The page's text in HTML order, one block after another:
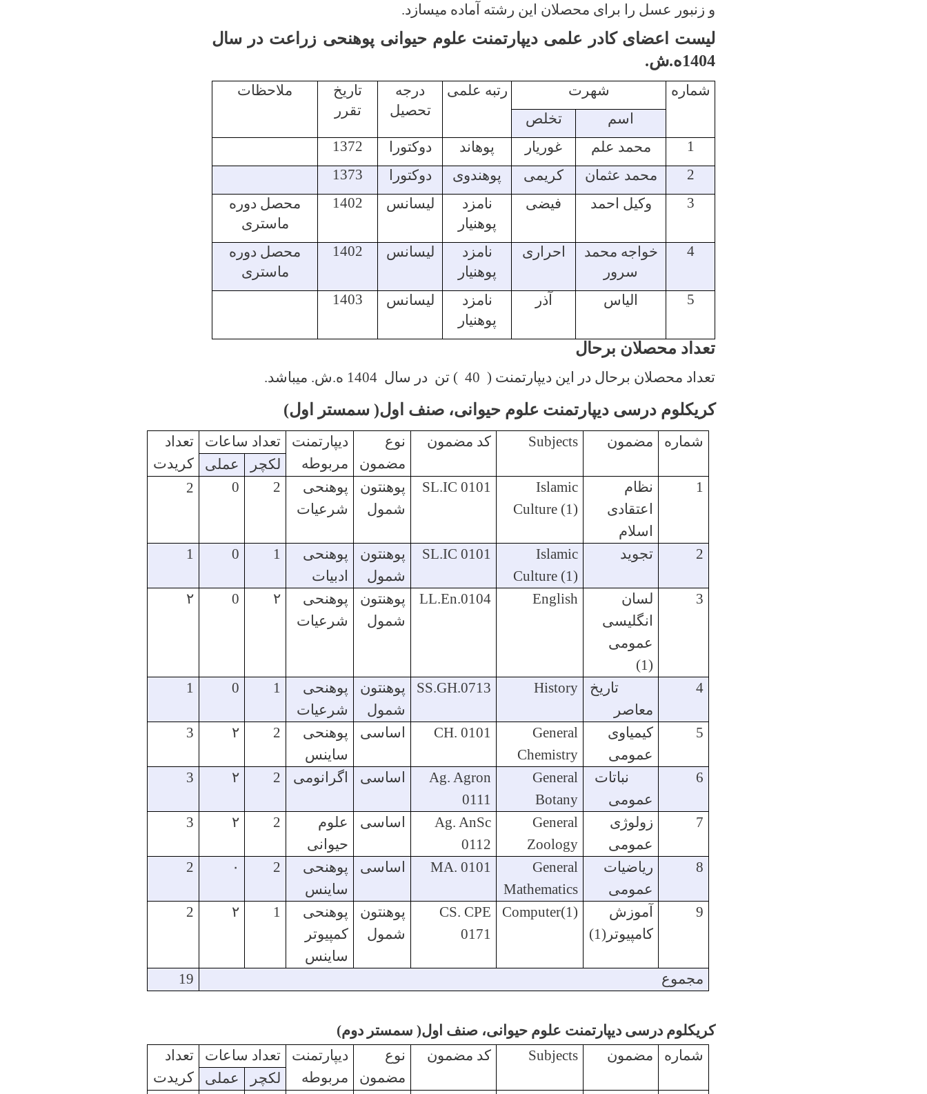
و زنبور عسل را برای محصلان این رشته آماده می­سازد.
لیست اعضای کادر علمی دیپارتمنت علوم حیوانی پوهنحی زراعت در سال
1404ه.ش.
شماره شهرت رتبه علمی
درجه
تحصیل
تاریخ
تقرر
ملاحظات
اسم
تخلص
1
محمد علم غوریار پوهاند دوکتورا
1372
2
محمد عثمان کریمی پوهندوی دوکتورا
1373
3
وکیل احمد فیضی
نامزد
پوهنیار
لیسانس 1402
محصل دوره
ماستری
4
خواجه محمد
سرور
احراری
نامزد
پوهنیار
لیسانس 1402
محصل دوره
ماستری
5
الیاس آذر
نامزد
پوهنیار
لیسانس 1403
تعداد محصلان برحال
تعداد محصلان برحال در این دیپارتمنت ( 40 ) تن در سال 1404 ه.ش. می­باشد.
کریکلوم درسی دیپارتمنت علوم حیوانی، صنف اول( سمستر اول)
شماره مضمون Subjects کد مضمون
نوع
مضمون
دیپارتمنت
مربوطه
تعداد ساعات
تعداد
کریدت
لکچر
عملی
1
نظام
اعتقادی
اسلام
Islamic
Culture (1)
SL.IC 0101
پوهنتون
شمول
پوهنحی
شرعیات
2
0
2
2 تجوید
Islamic
Culture (1)
SL.IC 0101
پوهنتون
شمول
پوهنحی
ادبیات
1
0
1
3
لسان
انگلیسی
عمومی
(1)
English
LL.En.0104
پوهنتون
شمول
پوهنحی
شرعیات
۲ 0 ۲
4
تاریخ
معاصر
History
SS.GH.0713
پوهنتون
شمول
پوهنحی
شرعیات
1
0
1
5
کیمیاوی
عمومی
General
Chemistry
CH. 0101 اساسی
پوهنحی
ساینس
2 ۲ 3
6
نباتات
عمومی
General
Botany
Ag. Agron
0111
اساسی اگرانومی 2 ۲ 3
7
زولوژی
عمومی
General
Zoology
Ag. AnSc
0112
اساسی
علوم
حیوانی
2 ۲ 3
8
ریاضیات
عمومی
General
Mathematics
MA. 0101 اساسی
پوهنحی
ساینس
2 ۰ 2
9
آموزش
کامپیوتر(1)
Computer(1)
CS. CPE
0171
پوهنتون
شمول
پوهنحی
کمپیوتر
ساینس
1 ۲ 2
مجموع 19
کریکلوم درسی دیپارتمنت علوم حیوانی، صنف اول( سمستر دوم)
شماره
مضمون Subjects کد مضمون
نوع
مضمون
دیپارتمنت
مربوطه
تعداد ساعات
تعداد
کریدت
لکچر
عملی